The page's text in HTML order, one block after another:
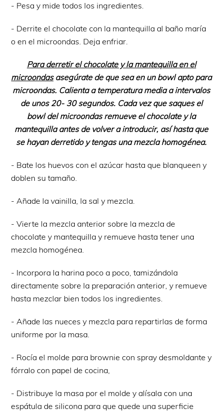
- Pesa y mide todos los ingredientes.
- Derrite el chocolate con la mantequilla al baño maría
o en el microondas. Deja enfriar.
Paraderretir el chocolate y la mantequilla en el
microondasasegúrate de que sea en un bowl apto para
microondas. Calienta a temperatura media a intervalos
de unos 20- 30 segundos. Cada vez que saques el
bowl del microondas remueve el chocolate y la
mantequilla antes de volver a introducir, así hasta que
se hayan derretido y tengas una mezcla homogénea.
- Bate los huevos con el azúcar hasta que blanqueen y
doblen su tamaño.
- Añade la vainilla, la sal y mezcla.
- Vierte la mezcla anterior sobre la mezcla de
chocolate y mantequilla y remueve hasta tener una
mezcla homogénea.
- Incorpora la harina poco a poco, tamizándola
directamente sobre la preparación anterior, y remueve
hasta mezclar bien todos los ingredientes.
- Añade las nueces y mezcla para repartirlas de forma
uniforme por la masa.
- Rocía el molde para brownie con spray desmoldante y
fórralo con papel de cocina,
- Distribuye la masa por el molde y alísala con una
espátula de silicona para que quede una superficie